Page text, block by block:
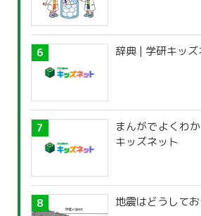
辞典 | 学研キッズ
まんがでよくわ
キッズネット
地震はどうして